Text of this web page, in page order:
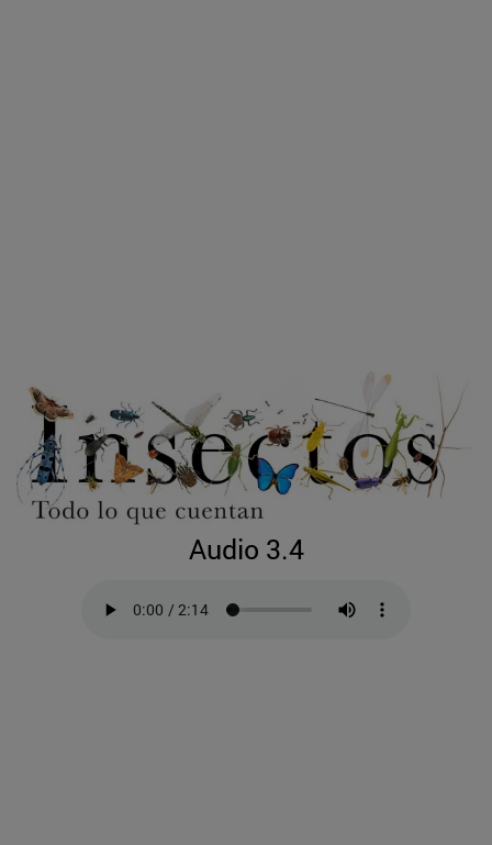
Audio 3.4